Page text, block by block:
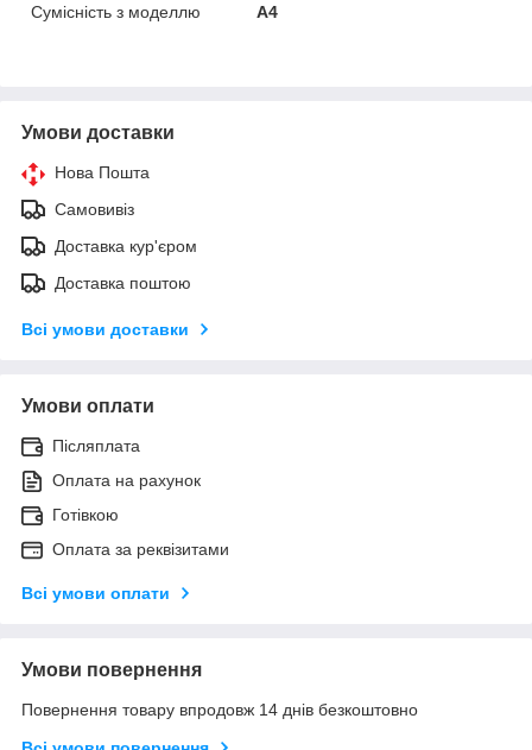
Сумісність з моделлю
A4
Умови доставки
Нова Пошта
Самовивіз
Доставка кур'єром
Доставка поштою
Всі умови доставки
Умови оплати
Післяплата
Оплата на рахунок
Готівкою
Оплата за реквізитами
Всі умови оплати
Умови повернення
Повернення товару впродовж 14 днів безкоштовно